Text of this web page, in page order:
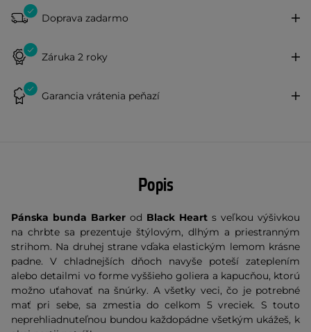
Doprava zadarmo
Záruka 2 roky
Garancia vrátenia peňazí
Popis
Pánska bunda Barker od Black Heart s veľkou výšivkou
na chrbte sa prezentuje štýlovým, dlhým a priestranným
strihom. Na druhej strane vďaka elastickým lemom krásne
padne. V chladnejších dňoch navyše poteší zateplením
alebo detailmi vo forme vyššieho goliera a kapucňou, ktorú
možno uťahovať na šnúrky. A všetky veci, čo je potrebné
mať pri sebe, sa zmestia do celkom 5 vreciek. S touto
neprehliadnuteľnou bundou každopádne všetkým ukážeš, k